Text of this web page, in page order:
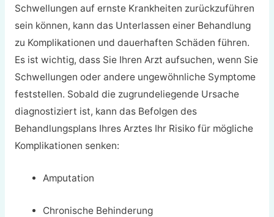
Schwellungen auf ernste Krankheiten zurückzuführen
sein können, kann das Unterlassen einer Behandlung
zu Komplikationen und dauerhaften Schäden führen.
Es ist wichtig, dass Sie Ihren Arzt aufsuchen, wenn Sie
Schwellungen oder andere ungewöhnliche Symptome
feststellen. Sobald die zugrundeliegende Ursache
diagnostiziert ist, kann das Befolgen des
Behandlungsplans Ihres Arztes Ihr Risiko für mögliche
Komplikationen senken:
Amputation
Chronische Behinderung